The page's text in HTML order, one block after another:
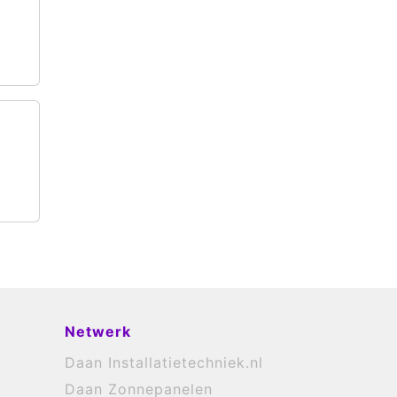
Netwerk
Daan Installatietechniek.nl
Daan Zonnepanelen